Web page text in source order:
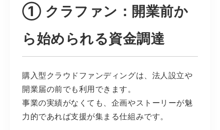
① クラファン：開業前か
ら始められる資金調達
購入型クラウドファンディングは、法人設立や
開業届の前でも利用できます。
事業の実績がなくても、企画やストーリーが魅
力的であれば支援が集まる仕組みです。